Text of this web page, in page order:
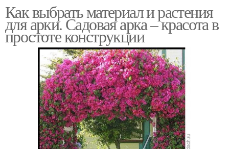
Как выбрать материал и растения
для арки. Садовая арка – красота в
простоте конструкции